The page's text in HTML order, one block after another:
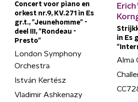
Concert voor piano en
orkest nr.9, KV.271 in Es
gr.t., "Jeunehomme" -
deel III, "Rondeau -
Presto"
London Symphony
Orchestra
István Kertész
Vladimir Ashkenazy
in Es
Alma